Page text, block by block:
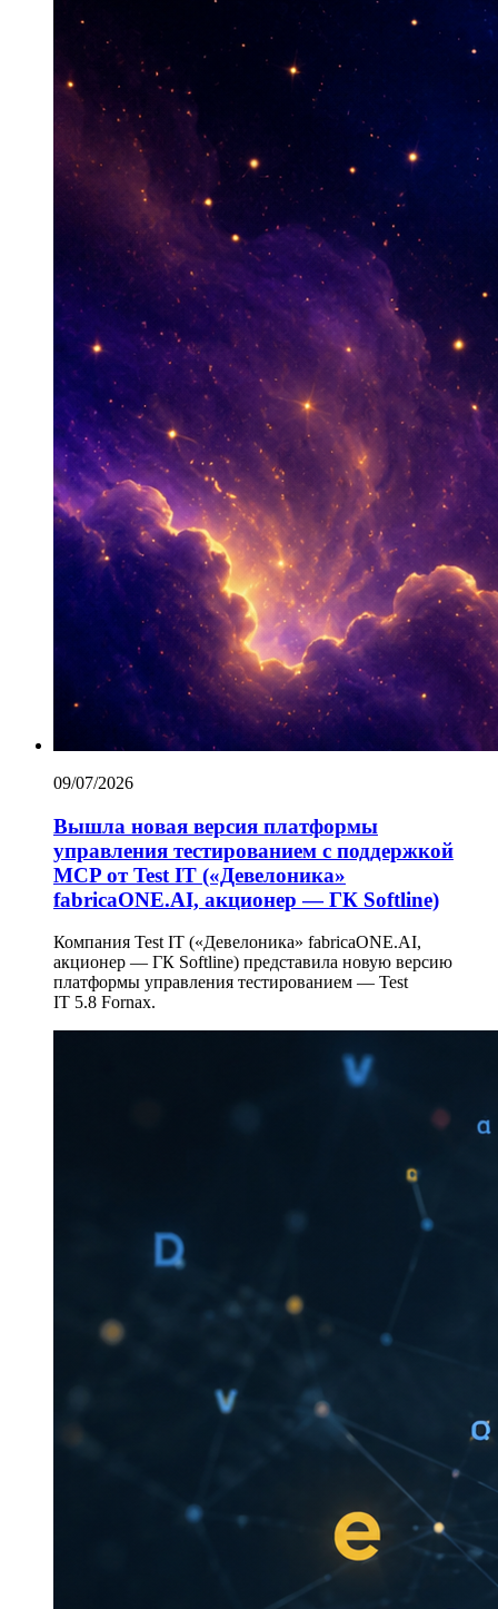
09/07/2026
Вышла новая версия платформы
управления тестированием с поддержкой
MCP от Test IT («Девелоника»
fabricaONE.AI, акционер — ГК Softline)
Компания Test IT («Девелоника» fabricaONE.AI,
акционер — ГК Softline) представила новую версию
платформы управления тестированием — Test
IT 5.8 Fornax.